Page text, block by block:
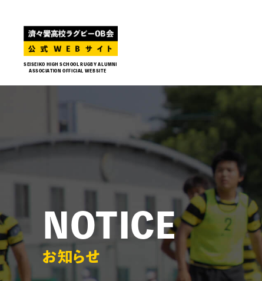
SEISEIKO HIGH SCHOOL RUGBY ALUMNI
ASSOCIATION OFFICIAL WEBSITE
NOTICE
お知らせ